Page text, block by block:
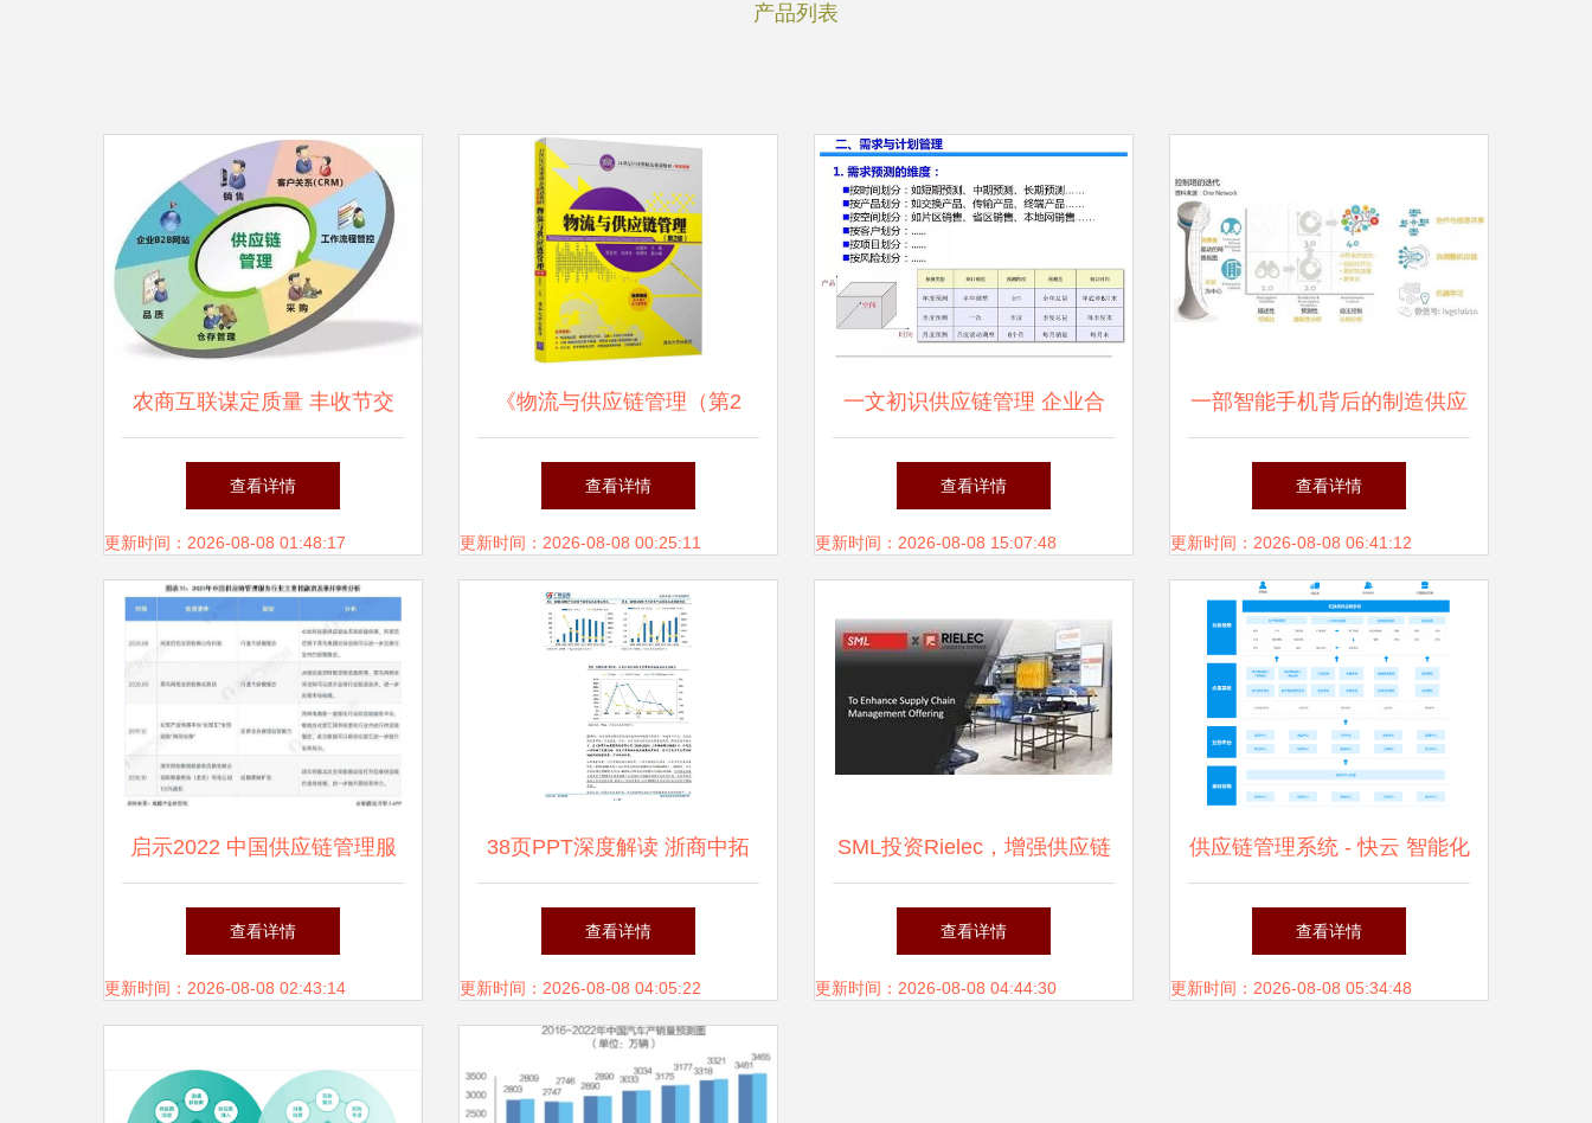
产品列表
农商互联谋定质量 丰收节交
易会的实践与思考
查看详情
更新时间：2026-08-08 01:48:17
《物流与供应链管理（第2
版）》——21世纪应用型精品
规划教材的核心价值与实践导
向
查看详情
更新时间：2026-08-08 00:25:11
一文初识供应链管理 企业合
作的结构与价值 —— 以恒捷
供应链为例
查看详情
更新时间：2026-08-08 15:07:48
一部智能手机背后的制造供应
链管理服务
查看详情
更新时间：2026-08-08 06:41:12
启示2022 中国供应链管理服
务行业投融资及兼并重组分析
查看详情
更新时间：2026-08-08 02:43:14
38页PPT深度解读 浙商中拓
大宗商品供应链服务商模式
查看详情
更新时间：2026-08-08 04:05:22
SML投资Rielec，增强供应链
管理产品与服务能力
查看详情
更新时间：2026-08-08 04:44:30
供应链管理系统 - 快云 智能化
赋能高效供应链管理服务
查看详情
更新时间：2026-08-08 05:34:48